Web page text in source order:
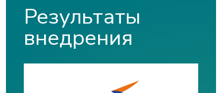
Результаты
внедрения